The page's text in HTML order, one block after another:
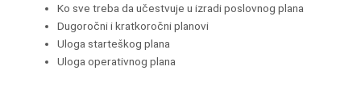
Ko sve treba da učestvuje u izradi poslovnog plana
Dugoročni i kratkoročni planovi
Uloga starteškog plana
Uloga operativnog plana